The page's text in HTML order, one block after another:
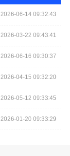
2026-06-14 09:32:43
2026-03-22 09:43:41
2026-06-16 09:30:37
2026-04-15 09:32:20
2026-05-12 09:33:45
2026-01-20 09:33:29